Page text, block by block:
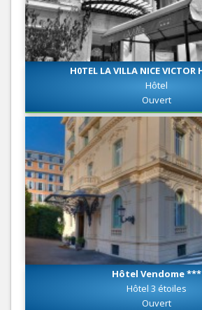
H0TEL LA VILLA NICE
Hôtel
Ouvert
Hôtel Vendome ***
Hôtel 3 étoiles
Ouvert